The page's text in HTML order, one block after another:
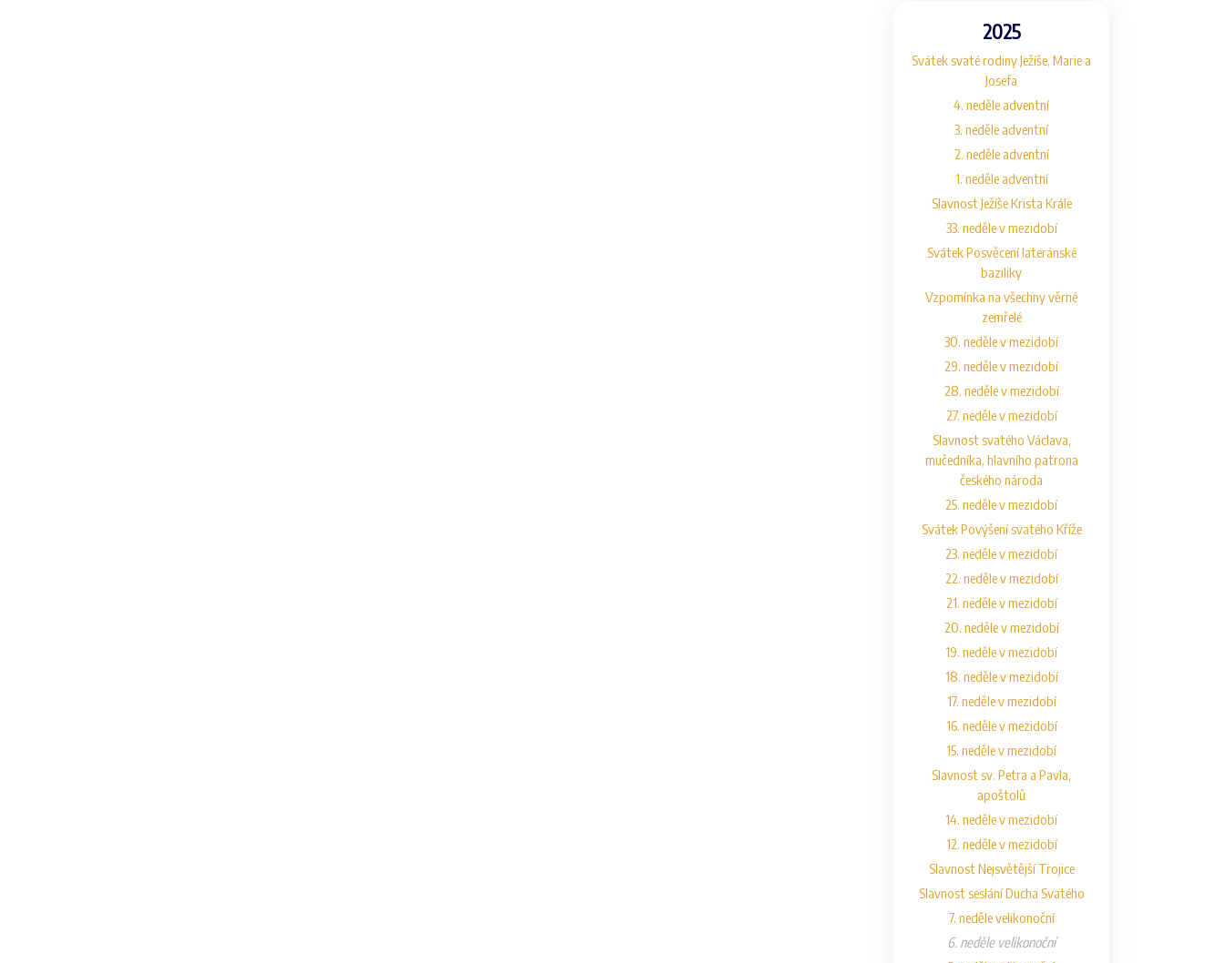
2025
Svátek svaté rodiny Ježíše, Marie a
Josefa
4. neděle adventní
3. neděle adventní
2. neděle adventní
1. neděle adventní
Slavnost Ježíše Krista Krále
33. neděle v mezidobí
Svátek Posvěcení lateránské
baziliky
Vzpomínka na všechny věrné
zemřelé
30. neděle v mezidobí
29. neděle v mezidobí
28. neděle v mezidobí
27. neděle v mezidobí
Slavnost svatého Václava,
mučedníka, hlavního patrona
českého národa
25. neděle v mezidobí
Svátek Povýšení svatého Kříže
23. neděle v mezidobí
22. neděle v mezidobí
21. neděle v mezidobí
20. neděle v mezidobí
19. neděle v mezidobí
18. neděle v mezidobí
17. neděle v mezidobí
16. neděle v mezidobí
15. neděle v mezidobí
Slavnost sv. Petra a Pavla,
apoštolů
14. neděle v mezidobí
12. neděle v mezidobí
Slavnost Nejsvětější Trojice
Slavnost seslání Ducha Svatého
7. neděle velikonoční
6. neděle velikonoční